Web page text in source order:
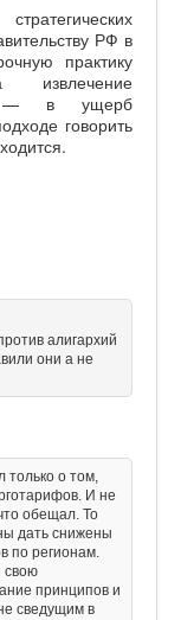
РФ в
практику
извлечение
— в ущерб
говорить
алигархий
они а не
только о том,
И не
обещал. То
дать снижены
по регионам.
свою
принципов и
сведущим в